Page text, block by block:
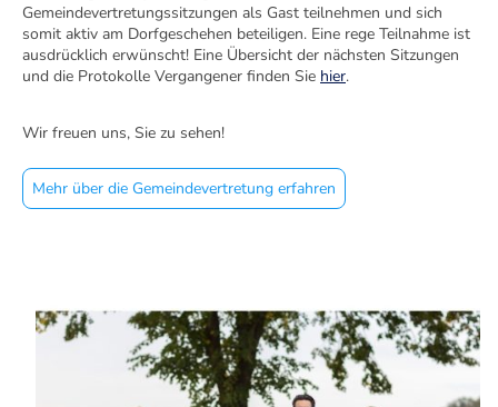
Gemeindevertretungssitzungen als Gast teilnehmen und sich
somit aktiv am Dorfgeschehen beteiligen. Eine rege Teilnahme ist
ausdrücklich erwünscht! Eine Übersicht der nächsten Sitzungen
und die Protokolle Vergangener finden Sie hier.
Wir freuen uns, Sie zu sehen!
Mehr über die Gemeindevertretung erfahren